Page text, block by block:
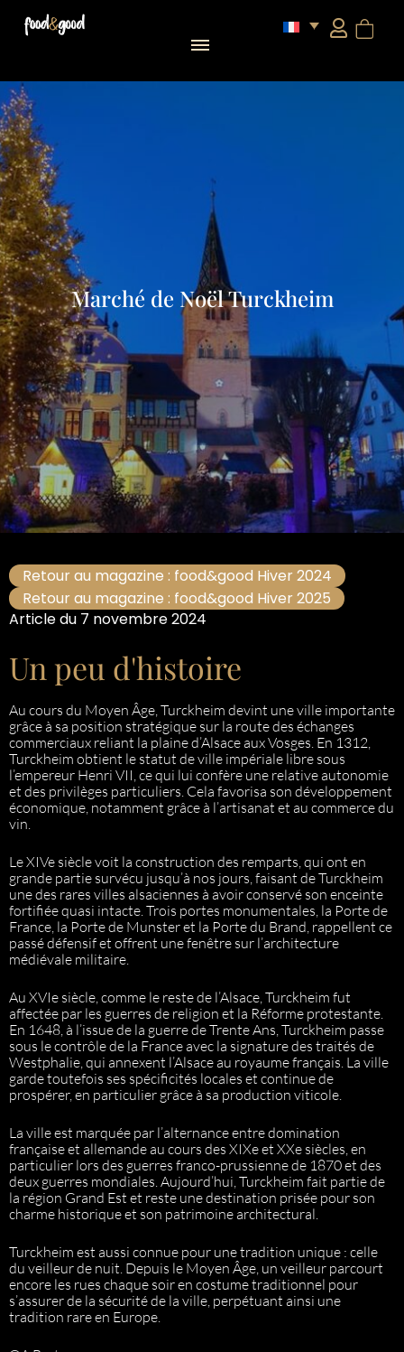
Marché de Noël Turckheim
Retour au magazine : food&good Hiver 2024
Retour au magazine : food&good Hiver 2025
Article du 7 novembre 2024
Un peu d'histoire
Au cours du Moyen Âge, Turckheim devint une ville importante
grâce à sa position stratégique sur la route des échanges
commerciaux reliant la plaine d’Alsace aux Vosges. En 1312,
Turckheim obtient le statut de ville impériale libre sous
l’empereur Henri VII, ce qui lui confère une relative autonomie
et des privilèges particuliers. Cela favorisa son développement
économique, notamment grâce à l’artisanat et au commerce du
vin.
Le XIVe siècle voit la construction des remparts, qui ont en
grande partie survécu jusqu’à nos jours, faisant de Turckheim
une des rares villes alsaciennes à avoir conservé son enceinte
fortifiée quasi intacte. Trois portes monumentales, la Porte de
France, la Porte de Munster et la Porte du Brand, rappellent ce
passé défensif et offrent une fenêtre sur l’architecture
médiévale militaire.
Au XVIe siècle, comme le reste de l’Alsace, Turckheim fut
affectée par les guerres de religion et la Réforme protestante.
En 1648, à l’issue de la guerre de Trente Ans, Turckheim passe
sous le contrôle de la France avec la signature des traités de
Westphalie, qui annexent l’Alsace au royaume français. La ville
garde toutefois ses spécificités locales et continue de
prospérer, en particulier grâce à sa production viticole.
La ville est marquée par l’alternance entre domination
française et allemande au cours des XIXe et XXe siècles, en
particulier lors des guerres franco-prussienne de 1870 et des
deux guerres mondiales. Aujourd’hui, Turckheim fait partie de
la région Grand Est et reste une destination prisée pour son
charme historique et son patrimoine architectural.
Turckheim est aussi connue pour une tradition unique : celle
du veilleur de nuit. Depuis le Moyen Âge, un veilleur parcourt
encore les rues chaque soir en costume traditionnel pour
s’assurer de la sécurité de la ville, perpétuant ainsi une
tradition rare en Europe.